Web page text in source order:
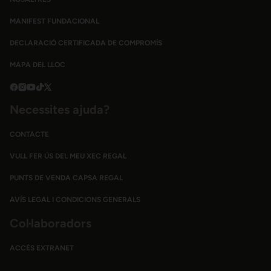
MANIFEST FUNDACIONAL
DECLARACIÓ CERTIFICADA DE COMPROMÍS
MAPA DEL LLOC
CONTACTE
VULL FER ÚS DEL MEU XEC REGAL
PUNTS DE VENDA CAPSA REGAL
AVÍS LEGAL I CONDICIONS GENERALS
ACCÉS EXTRANET